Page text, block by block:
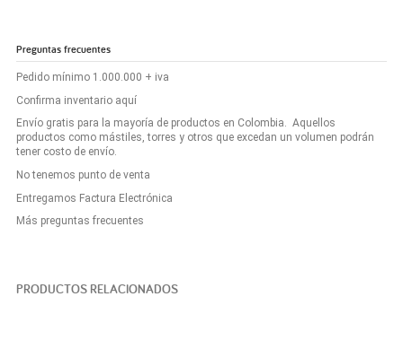
Preguntas frecuentes
Pedido mínimo 1.000.000 + iva
Confirma inventario aquí
Envío gratis para la mayoría de productos en Colombia. Aquellos
productos como mástiles, torres y otros que excedan un volumen podrán
tener costo de envío.
No tenemos punto de venta
Entregamos Factura Electrónica
Más preguntas frecuentes
PRODUCTOS RELACIONADOS